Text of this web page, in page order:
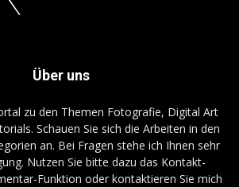
Über uns
zu den Themen Fotografie, Digital Art
Schauen Sie sich die Arbeiten in den
an. Bei Fragen stehe ich Ihnen sehr
Nutzen Sie bitte dazu das Kontakt-
Funktion oder kontaktieren Sie mich